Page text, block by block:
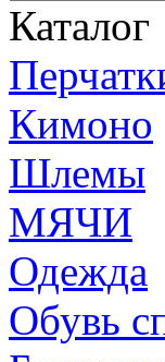
Каталог
Кимоно
Шлемы
МЯЧИ
Одежда
Обувь